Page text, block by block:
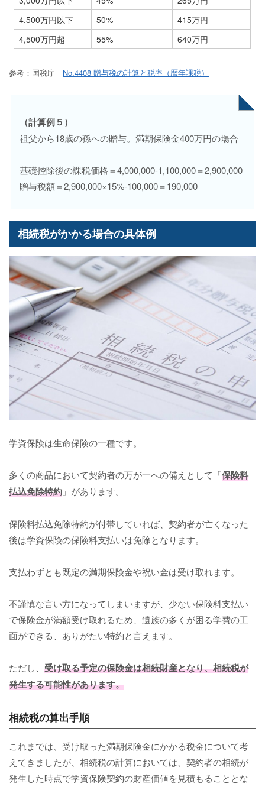
4,500万円以下
50%
415万円
4,500万円超
55% 640万円
参考：国税庁｜ No.4408 贈与税の計算と税率（暦年課税）
（計算例５）
祖父から18歳の孫への贈与。満期保険金400万円の場合
基礎控除後の課税価格＝4,000,000-1,100,000＝2,900,000
贈与税額＝2,900,000×15%-100,000＝190,000
相続税がかかる場合の具体例
学資保険は生命保険の一種です。
多くの商品において契約者の万が一への備えとして「保険料
払込免除特約 」があります。
保険料払込免除特約が付帯していれば、契約者が亡くなった
後は学資保険の保険料支払いは免除となります。
支払わずとも既定の満期保険金や祝い金は受け取れます。
不謹慎な言い方になってしまいますが、少ない保険料支払い
で保険金が満額受け取れるため、遺族の多くが困る学費の工
面ができる、ありがたい特約と言えます。
ただし、 受け取る予定の保険金は相続財産となり、相続税が
発生する可能性があります。
相続税の算出手順
これまでは、受け取った満期保険金にかかる税金について考
えてきましたが、相続税の計算においては、契約者の相続が
発生した時点で学資保険契約の財産価値を見積もることとな